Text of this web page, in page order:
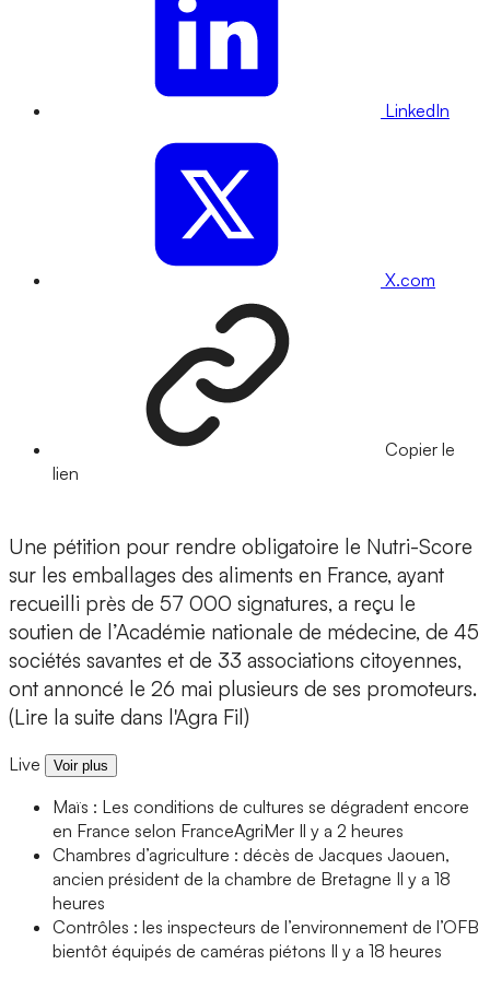
LinkedIn
X.com
Copier le
lien
Une pétition pour rendre obligatoire le Nutri-Score
sur les emballages des aliments en France, ayant
recueilli près de 57 000 signatures, a reçu le
soutien de l’Académie nationale de médecine, de 45
sociétés savantes et de 33 associations citoyennes,
ont annoncé le 26 mai plusieurs de ses promoteurs.
(Lire la suite dans l'Agra Fil)
Live Voir plus
Maïs : Les conditions de cultures se dégradent encore
en France selon FranceAgriMer Il y a 2 heures
Chambres d’agriculture : décès de Jacques Jaouen,
ancien président de la chambre de Bretagne Il y a 18
heures
Contrôles : les inspecteurs de l’environnement de l’OFB
bientôt équipés de caméras piétons Il y a 18 heures